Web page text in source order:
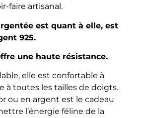
faire artisanal.
est quant à elle, est
925.
une haute résistance.
elle est confortable à
à toutes les tailles de doigts.
ou en argent est le cadeau
l’énergie féline de la